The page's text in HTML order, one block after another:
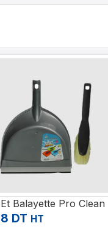
Balayette Pro Clean
DT HT